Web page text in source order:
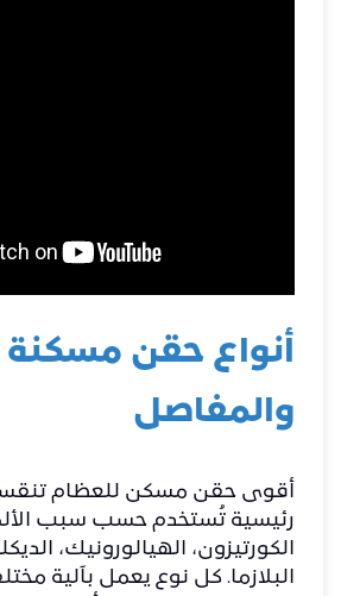
أنواع حقن مسكنة
والمفاصل
رئيسية تُستخدم حسب سبب
الكورتيزون، الهيالورونيك،
البلازما. كل نوع يعمل بآلية